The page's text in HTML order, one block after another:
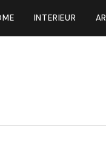
INTERIEUR